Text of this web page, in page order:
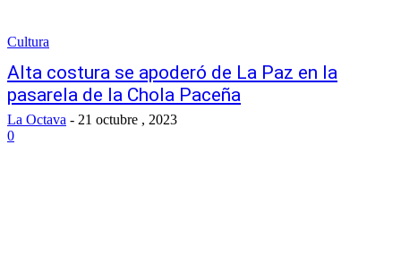
Cultura
Alta costura se apoderó de La Paz en la
pasarela de la Chola Paceña
La Octava - 21 octubre , 2023
0